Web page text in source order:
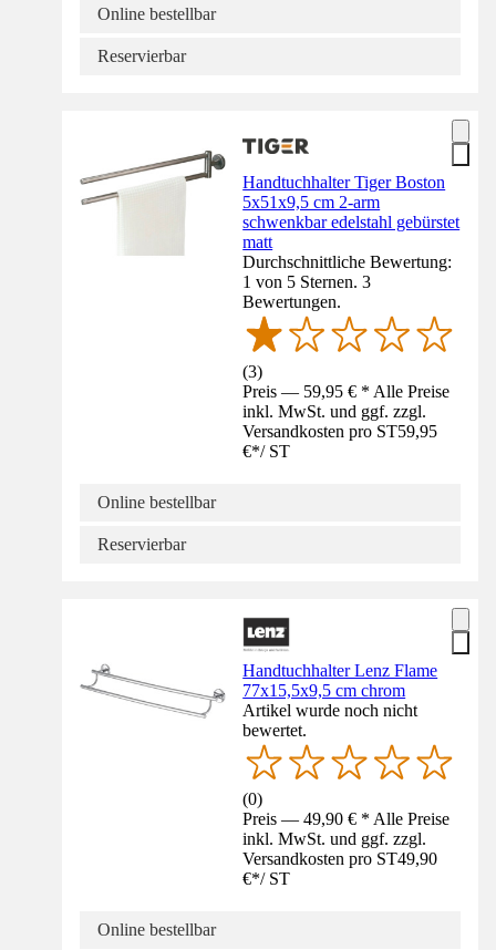
Online bestellbar
Reservierbar
Handtuchhalter Tiger Boston
5x51x9,5 cm 2-arm
schwenkbar edelstahl gebürstet
matt
Durchschnittliche Bewertung:
1 von 5 Sternen. 3
Bewertungen.
(3)
Preis — 59,95 € * Alle Preise
inkl. MwSt. und ggf. zzgl.
Versandkosten pro ST59,95
€*/ ST
Online bestellbar
Reservierbar
Handtuchhalter Lenz Flame
77x15,5x9,5 cm chrom
Artikel wurde noch nicht
bewertet.
(0)
Preis — 49,90 € * Alle Preise
inkl. MwSt. und ggf. zzgl.
Versandkosten pro ST49,90
€*/ ST
Online bestellbar